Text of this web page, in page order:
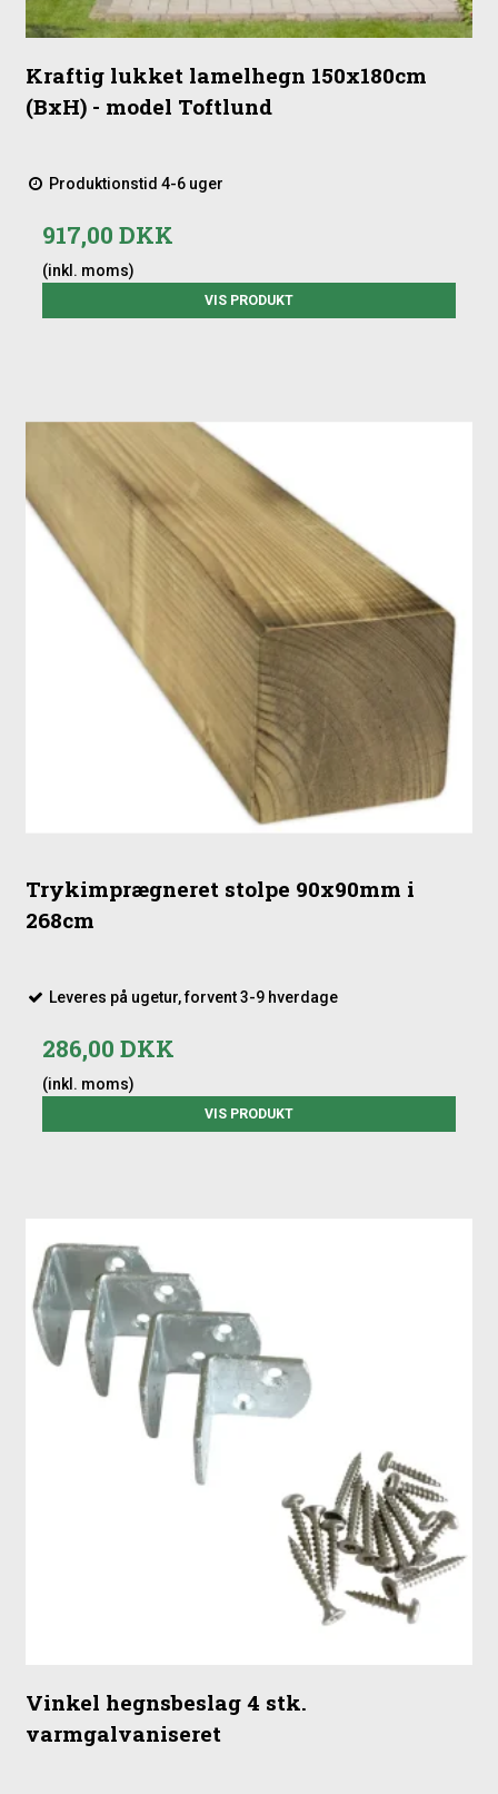
Kraftig lukket lamelhegn 150x180cm
(BxH) - model Toftlund
Produktionstid 4-6 uger
917,00 DKK
(inkl. moms)
VIS PRODUKT
Trykimprægneret stolpe 90x90mm i
268cm
Leveres på ugetur, forvent 3-9 hverdage
286,00 DKK
(inkl. moms)
VIS PRODUKT
Vinkel hegnsbeslag 4 stk.
varmgalvaniseret